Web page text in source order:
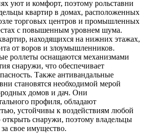
уют и комфорт, поэтому рольставни
квартир в домах, расположенных
торговых центров и промышленных
с повышенным уровнем шума.
находящихся на нижних этажах,
от воров и злоумышленников.
роллеты оснащаются механизмами
снаружи, что обеспечивает
Также антивандальные
становятся необходимой мерой
домов и дач. Они
профиля, обладают
устойчивы к воздействиям любой
снаружи, поэтому владельцы
свое имущество.